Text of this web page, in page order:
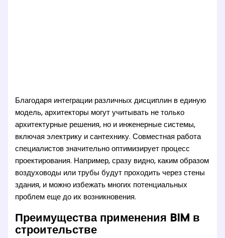
Благодаря интеграции различных дисциплин в единую
модель, архитекторы могут учитывать не только
архитектурные решения, но и инженерные системы,
включая электрику и сантехнику. Совместная работа
специалистов значительно оптимизирует процесс
проектирования. Например, сразу видно, каким образом
воздуховоды или трубы будут проходить через стены
здания, и можно избежать многих потенциальных
проблем еще до их возникновения.
Преимущества применения BIM в
строительстве